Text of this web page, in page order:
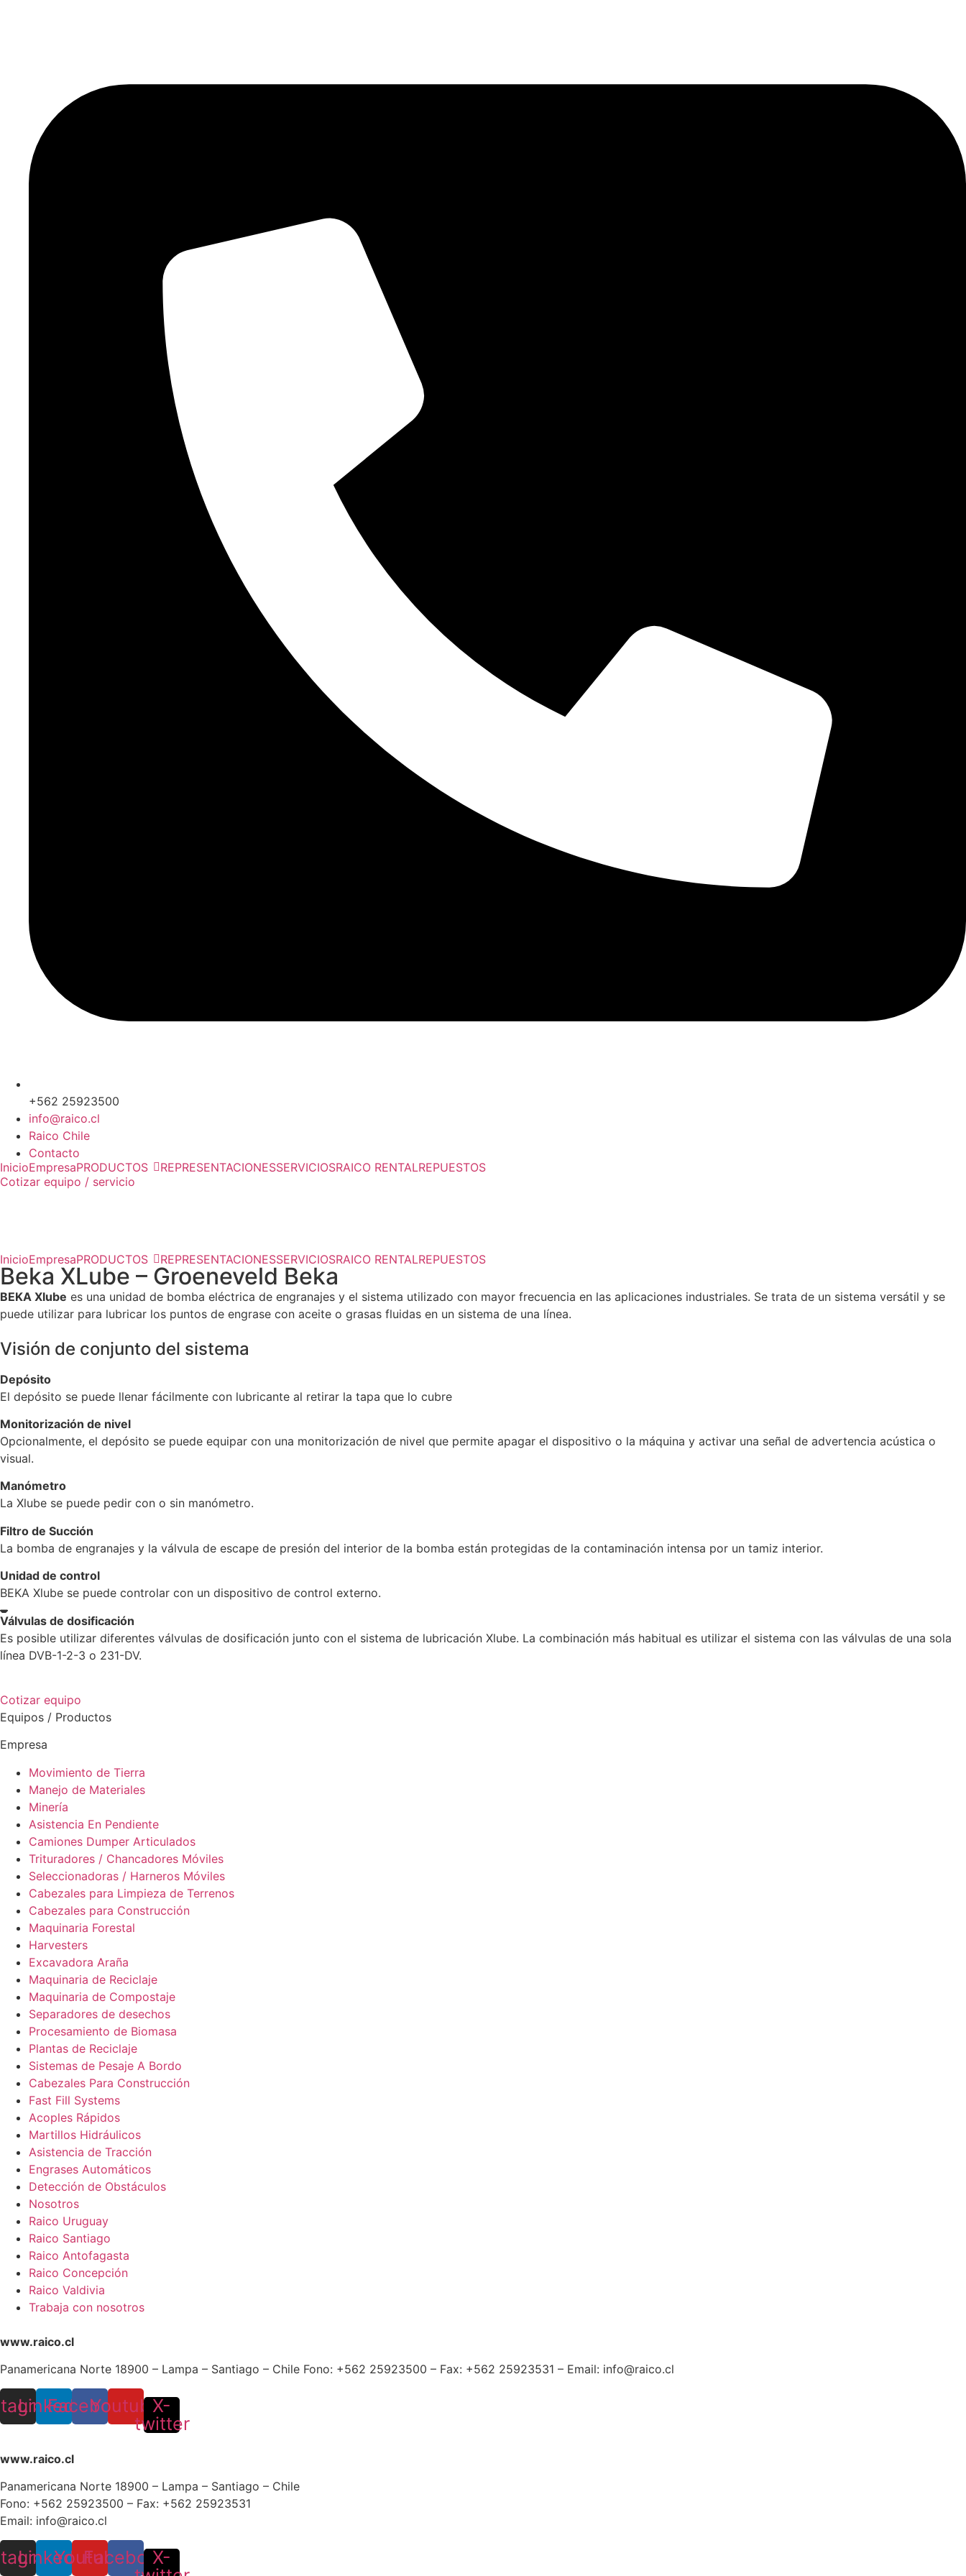
+562 25923500
info@raico.cl
Raico Chile
Contacto
InicioEmpresaPRODUCTOS REPRESENTACIONESSERVICIOSRAICO RENTALREPUESTOS
Cotizar equipo / servicio
InicioEmpresaPRODUCTOS REPRESENTACIONESSERVICIOSRAICO RENTALREPUESTOS
Beka XLube – Groeneveld Beka
BEKA Xlube es una unidad de bomba eléctrica de engranajes y el sistema utilizado con mayor frecuencia en las aplicaciones industriales. Se trata de un sistema versátil y se
puede utilizar para lubricar los puntos de engrase con aceite o grasas fluidas en un sistema de una línea.
Visión de conjunto del sistema
Depósito
El depósito se puede llenar fácilmente con lubricante al retirar la tapa que lo cubre
Monitorización de nivel
Opcionalmente, el depósito se puede equipar con una monitorización de nivel que permite apagar el dispositivo o la máquina y activar una señal de advertencia acústica o
visual.
Manómetro
La Xlube se puede pedir con o sin manómetro.
Filtro de Succión
La bomba de engranajes y la válvula de escape de presión del interior de la bomba están protegidas de la contaminación intensa por un tamiz interior.
Unidad de control
BEKA Xlube se puede controlar con un dispositivo de control externo.
Válvulas de dosificación
Es posible utilizar diferentes válvulas de dosificación junto con el sistema de lubricación Xlube. La combinación más habitual es utilizar el sistema con las válvulas de una sola
línea DVB-1-2-3 o 231-DV.
Cotizar equipo
Equipos / Productos
Empresa
Movimiento de Tierra
Manejo de Materiales
Minería
Asistencia En Pendiente
Camiones Dumper Articulados
Trituradores / Chancadores Móviles
Seleccionadoras / Harneros Móviles
Cabezales para Limpieza de Terrenos
Cabezales para Construcción
Maquinaria Forestal
Harvesters
Excavadora Araña
Maquinaria de Reciclaje
Maquinaria de Compostaje
Separadores de desechos
Procesamiento de Biomasa
Plantas de Reciclaje
Sistemas de Pesaje A Bordo
Cabezales Para Construcción
Fast Fill Systems
Acoples Rápidos
Martillos Hidráulicos
Asistencia de Tracción
Engrases Automáticos
Detección de Obstáculos
Nosotros
Raico Uruguay
Raico Santiago
Raico Antofagasta
Raico Concepción
Raico Valdivia
Trabaja con nosotros
www.raico.cl
Panamericana Norte 18900 – Lampa – Santiago – Chile Fono: +562 25923500 – Fax: +562 25923531 – Email: info@raico.cl
Linkedin
Facebook
YoutubeX-
twitter
www.raico.cl
Panamericana Norte 18900 – Lampa – Santiago – Chile
Fono: +562 25923500 – Fax: +562 25923531
Email: info@raico.cl
LinkedinYoutube
Facebook
X-